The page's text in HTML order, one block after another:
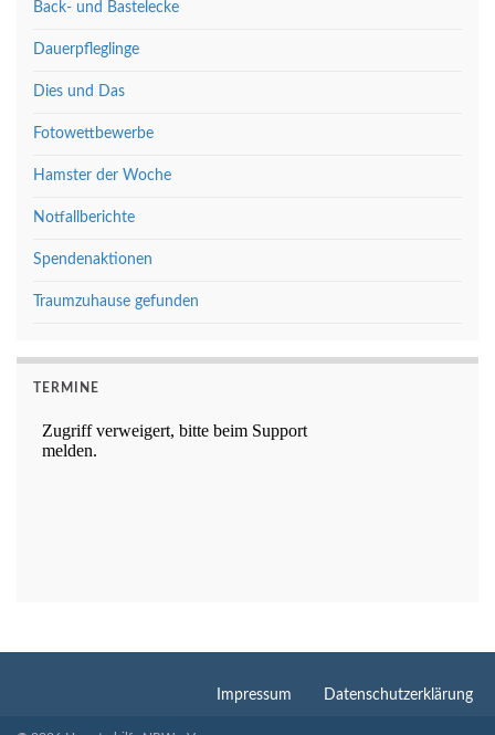
Back- und Bastelecke
Dauerpfleglinge
Dies und Das
Fotowettbewerbe
Hamster der Woche
Notfallberichte
Spendenaktionen
Traumzuhause gefunden
TERMINE
Impressum Datenschutzerklärung